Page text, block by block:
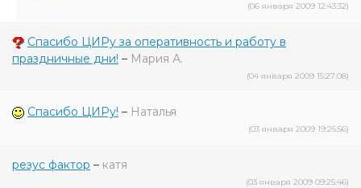
(06 января 2009 12:43:32)
Спасибо ЦИРу за оперативность и работу в
праздничные дни! – Мария А.
(04 января 2009 15:27:08)
Спасибо ЦИРу! – Наталья
(03 января 2009 19:25:56)
резус фактор – катя
(03 января 2009 09:25:46)